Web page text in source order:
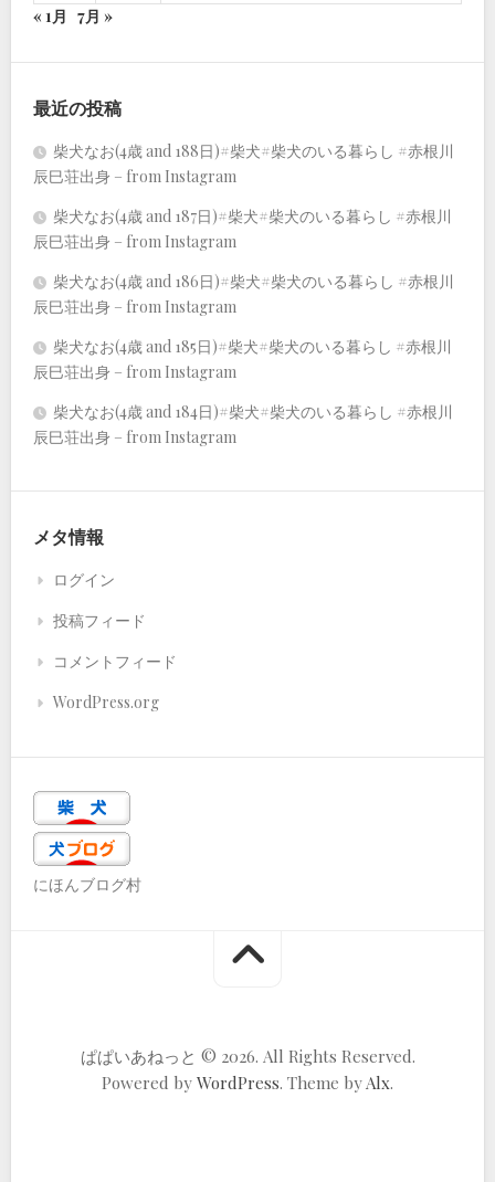
« 1月 7月 »
最近の投稿
柴犬なお(4歳 and 188日)#柴犬#柴犬のいる暮らし #赤根川
辰巳荘出身 – from Instagram
柴犬なお(4歳 and 187日)#柴犬#柴犬のいる暮らし #赤根川
辰巳荘出身 – from Instagram
柴犬なお(4歳 and 186日)#柴犬#柴犬のいる暮らし #赤根川
辰巳荘出身 – from Instagram
柴犬なお(4歳 and 185日)#柴犬#柴犬のいる暮らし #赤根川
辰巳荘出身 – from Instagram
柴犬なお(4歳 and 184日)#柴犬#柴犬のいる暮らし #赤根川
辰巳荘出身 – from Instagram
メタ情報
ログイン
投稿フィード
コメントフィード
WordPress.org
にほんブログ村
ぱぱいあねっと © 2026. All Rights Reserved.
Powered by WordPress. Theme byAlx.